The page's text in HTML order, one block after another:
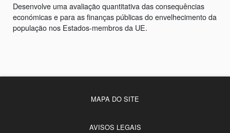
Desenvolve uma avaliação quantitativa das consequências
económicas e para as finanças públicas do envelhecimento da
população nos Estados-membros da UE.
MAPA DO SITE
AVISOS LEGAIS